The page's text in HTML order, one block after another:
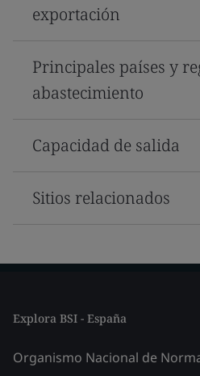
exportación
Principales países y
abastecimiento
Capacidad de salida
Sitios relacionados
Explora BSI - España
Organismo Nacional de